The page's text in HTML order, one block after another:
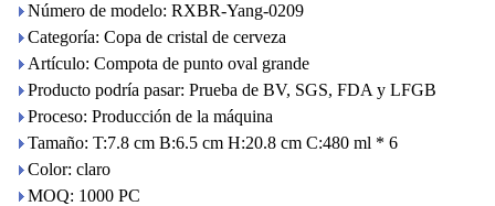
Número de modelo: RXBR-Yang-0209
Categoría: Copa de cristal de cerveza
Artículo: Compota de punto oval grande
Producto podría pasar: Prueba de BV, SGS, FDA y LFGB
Proceso: Producción de la máquina
Tamaño: T:7.8 cm B:6.5 cm H:20.8 cm C:480 ml * 6
Color: claro
MOQ: 1000 PC